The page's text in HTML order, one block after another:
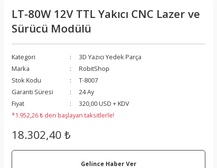
LT-80W 12V TTL Yakıcı CNC Lazer ve
Sürücü Modülü
Kategori
3D Yazıcı Yedek Parça
Marka
RobitShop
Stok Kodu
T-8007
Garanti Süresi
24 Ay
Fiyat
320,00 USD + KDV
*1.952,26 ₺ den başlayan taksitlerle!
18.302,40 ₺
Gelince Haber Ver